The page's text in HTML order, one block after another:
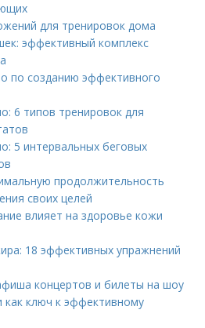
для тренировок дома
эффективный комплекс
по созданию эффективного
6 типов тренировок для
5 интервальных беговых
продолжительность
своих целей
влияет на здоровье кожи
18 эффективных упражнений
концертов и билеты на шоу
как ключ к эффективному